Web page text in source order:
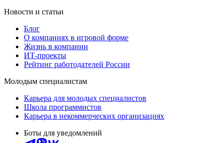
Новости и статьи
Блог
О компаниях в игровой форме
Жизнь в компании
ИТ-проекты
Рейтинг работодателей России
Молодым специалистам
Карьера для молодых специалистов
Школа программистов
Карьера в некоммерческих организациях
Боты для уведомлений